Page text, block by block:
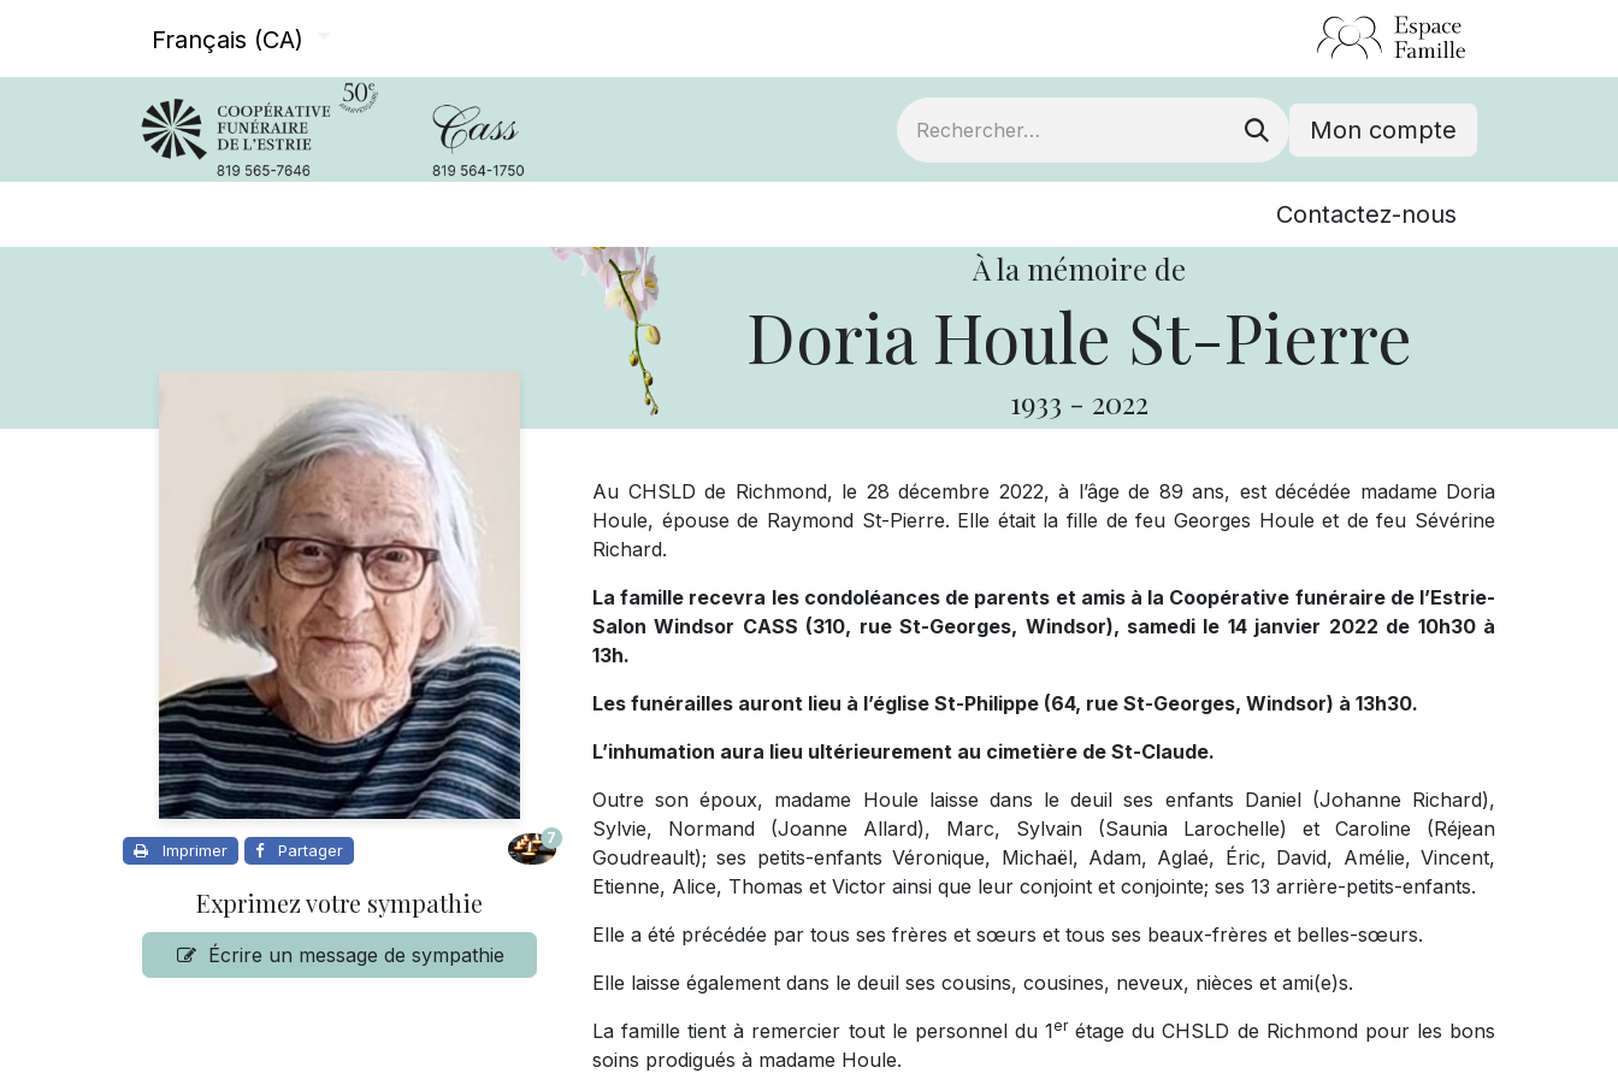
Français (CA)
Mon compte
Événements
Contactez-nous
À la mémoire de
Doria Houle St-Pierre
1933 - 2022
Imprimer Partager
7
Exprimez votre sympathie
Écrire un message de sympathie
Au CHSLD de Richmond, le 28 décembre 2022, à l’âge de 89 ans, est décédée madame Doria
Houle, épouse de Raymond St-Pierre. Elle était la fille de feu Georges Houle et de feu Sévérine
Richard.
La famille recevra les condoléances de parents et amis à la Coopérative funéraire de l’Estrie-
Salon Windsor CASS (310, rue St-Georges, Windsor), samedi le 14 janvier 2022 de 10h30 à
13h.
Les funérailles auront lieu à l’église St-Philippe (64, rue St-Georges, Windsor) à 13h30.
L’inhumation aura lieu ultérieurement au cimetière de St-Claude.
Outre son époux, madame Houle laisse dans le deuil ses enfants Daniel (Johanne Richard),
Sylvie, Normand (Joanne Allard), Marc, Sylvain (Saunia Larochelle) et Caroline (Réjean
Goudreault); ses petits-enfants Véronique, Michaël, Adam, Aglaé, Éric, David, Amélie, Vincent,
Etienne, Alice, Thomas et Victor ainsi que leur conjoint et conjointe; ses 13 arrière-petits-enfants.
Elle a été précédée par tous ses frères et sœurs et tous ses beaux-frères et belles-sœurs.
Elle laisse également dans le deuil ses cousins, cousines, neveux, nièces et ami(e)s.
La famille tient à remercier tout le personnel du 1erétage du CHSLD de Richmond pour les bons
soins prodigués à madame Houle.